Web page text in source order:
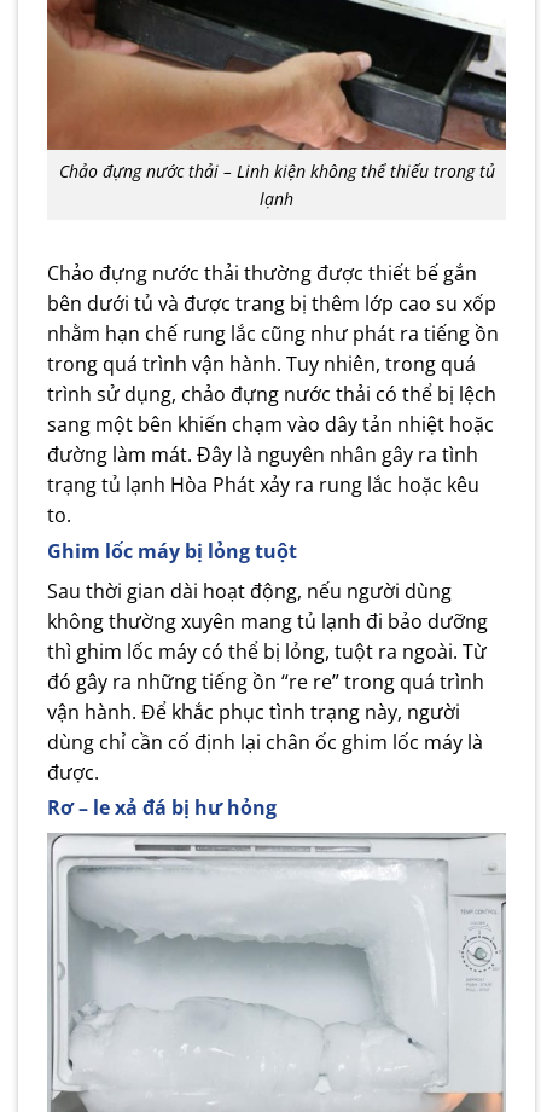
Chảo đựng nước thải – Linh kiện không thể thiếu trong tủ
lạnh
Chảo đựng nước thải thường được thiết bế gắn
bên dưới tủ và được trang bị thêm lớp cao su xốp
nhằm hạn chế rung lắc cũng như phát ra tiếng ồn
trong quá trình vận hành. Tuy nhiên, trong quá
trình sử dụng, chảo đựng nước thải có thể bị lệch
sang một bên khiến chạm vào dây tản nhiệt hoặc
đường làm mát. Đây là nguyên nhân gây ra tình
trạng tủ lạnh Hòa Phát xảy ra rung lắc hoặc kêu
to.
Ghim lốc máy bị lỏng tuột
Sau thời gian dài hoạt động, nếu người dùng
không thường xuyên mang tủ lạnh đi bảo dưỡng
thì ghim lốc máy có thể bị lỏng, tuột ra ngoài. Từ
đó gây ra những tiếng ồn “re re” trong quá trình
vận hành. Để khắc phục tình trạng này, người
dùng chỉ cần cố định lại chân ốc ghim lốc máy là
được.
Rơ – le xả đá bị hư hỏng